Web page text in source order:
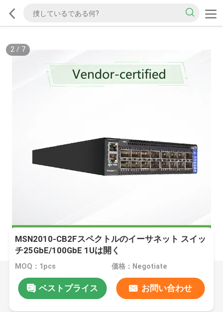
2/ 7
MSN2010-CB2Fスペクトルのイーサネット スイッ
チ25GbE/100GbE 1Uは開く
MOQ：1pcs 価格：Negotiate
ベストプライス お問い合わせ